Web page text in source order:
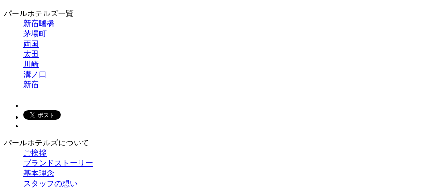
パールホテルズ一覧
新宿曙橋
茅場町
両国
太田
川崎
溝ノ口
新宿
パールホテルズについて
ご挨拶
ブランドストーリー
基本理念
スタッフの想い